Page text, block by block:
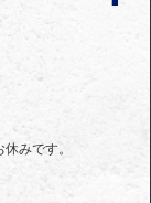
みです。